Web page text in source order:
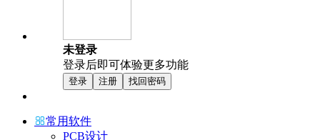
未登录
登录后即可体验更多功能
登录 注册 找回密码
常用软件
PCB设计